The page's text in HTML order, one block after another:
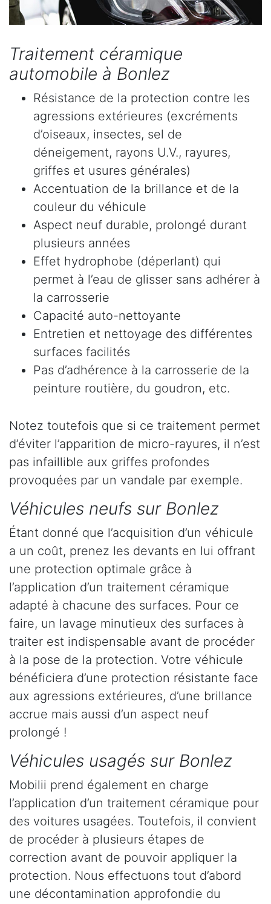
Traitement céramique
automobile à Bonlez
Résistance de la protection contre les
agressions extérieures (excréments
d’oiseaux, insectes, sel de
déneigement, rayons U.V., rayures,
griffes et usures générales)
Accentuation de la brillance et de la
couleur du véhicule
Aspect neuf durable, prolongé durant
plusieurs années
Effet hydrophobe (déperlant) qui
permet à l’eau de glisser sans adhérer à
la carrosserie
Capacité auto-nettoyante
Entretien et nettoyage des différentes
surfaces facilités
Pas d’adhérence à la carrosserie de la
peinture routière, du goudron, etc.
Notez toutefois que si ce traitement permet
d’éviter l’apparition de micro-rayures, il n’est
pas infaillible aux griffes profondes
provoquées par un vandale par exemple.
Véhicules neufs sur Bonlez
Étant donné que l’acquisition d’un véhicule
a un coût, prenez les devants en lui offrant
une protection optimale grâce à
l’application d’un traitement céramique
adapté à chacune des surfaces. Pour ce
faire, un lavage minutieux des surfaces à
traiter est indispensable avant de procéder
à la pose de la protection. Votre véhicule
bénéficiera d’une protection résistante face
aux agressions extérieures, d’une brillance
accrue mais aussi d’un aspect neuf
prolongé !
Véhicules usagés sur Bonlez
Mobilii prend également en charge
l’application d’un traitement céramique pour
des voitures usagées. Toutefois, il convient
de procéder à plusieurs étapes de
correction avant de pouvoir appliquer la
protection. Nous effectuons tout d’abord
une décontamination approfondie du